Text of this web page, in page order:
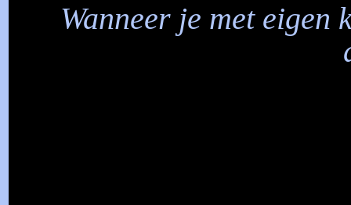
Wanneer je met eigen